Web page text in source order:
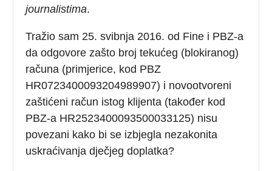
journalistima.
Tražio sam 25. svibnja 2016. od Fine i PBZ-a
da odgovore zašto broj tekućeg (blokiranog)
računa (primjerice, kod PBZ
HR0723400093204989907) i novootvoreni
zaštićeni račun istog klijenta (također kod
PBZ-a HR2523400093500033125) nisu
povezani kako bi se izbjegla nezakonita
uskraćivanja dječjeg doplatka?